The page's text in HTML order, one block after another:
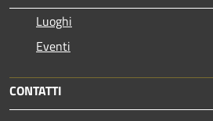
Luoghi
Eventi
CONTATTI